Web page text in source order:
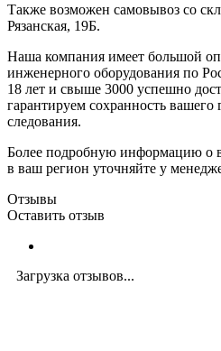
Также возможен самовывоз со
Рязанская, 19Б.
Наша компания имеет большой
инженерного оборудования по
18 лет и свыше 3000 успешно
гарантируем сохранность вашего
следования.
Более подробную информацию о
в ваш регион уточняйте у
Отзывы
Оставить отзыв
Загрузка отзывов...